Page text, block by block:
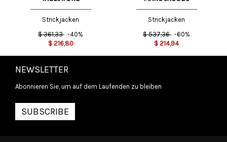
Strickjacken
$ 361,33 -40%
$ 216,80
Strickjacken
$ 537,36 -60%
$ 214,94
NEWSLETTER
Abonnieren Sie, um auf dem Laufenden zu bleiben
SUBSCRIBE